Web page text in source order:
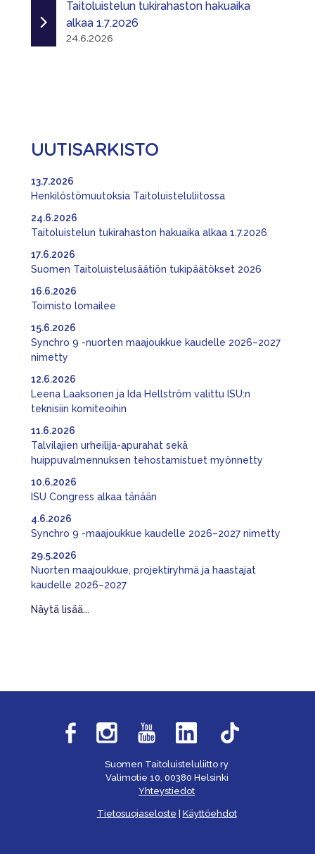
Taitoluistelun tukirahaston hakuaika
alkaa 1.7.2026
24.6.2026
UUTISARKISTO
Henkilöstömuutoksia Taitoluisteluliitossa
13.7.2026
Taitoluistelun tukirahaston hakuaika alkaa 1.7.2026
24.6.2026
Suomen Taitoluistelusäätiön tukipäätökset 2026
17.6.2026
Toimisto lomailee
16.6.2026
Synchro 9 -nuorten maajoukkue kaudelle 2026–2027
nimetty
15.6.2026
Leena Laaksonen ja Ida Hellström valittu ISU:n
teknisiin komiteoihin
12.6.2026
Talvilajien urheilija-apurahat sekä
huippuvalmennuksen tehostamistuet myönnetty
11.6.2026
ISU Congress alkaa tänään
10.6.2026
Synchro 9 -maajoukkue kaudelle 2026–2027 nimetty
4.6.2026
Nuorten maajoukkue, projektiryhmä ja haastajat
kaudelle 2026–2027
29.5.2026
Näytä lisää...
Suomen Taitoluisteluliitto ry
Valimotie 10, 00380 Helsinki
Yhteystiedot
Tietosuojaseloste Käyttöehdot